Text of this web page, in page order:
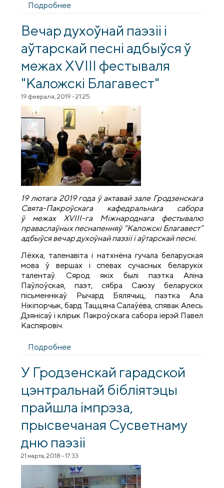
Подробнее
райскія спевы": вечар паэзіі ў межах
“Каложскага дабравесту”
Вечар духоўнай паэзіі і
аўтарскай песні адбыўся ў
межах XVIII фестываля
"Каложскі Благавест"
19 февраля, 2019 - 21:25
19 лютага 2019 года ў актавай зале Гродзенскага
Свята-Пакроўскага кафедральнага сабора
ў межах XVIII-га Міжнароднага фестывалю
праваслаўных песнапенняў “Каложскі Благавест”
адбыўся вечар духоўнай паэзіі і аўтарскай песні.
Лёхка, таленавіта і натхнёна гучала беларуская
мова ў вершах і спевах сучасных беларукіх
талентаў. Сярод якіх былі паэтка Аліна
Паўлоўская, паэт, сябра Саюзу беларускіх
пісьменнікаў Рычард Бялячыц, паэтка Ала
Нікіпорчык, бард Таццяна Салаўёва, спявак Алесь
Дзянісаў і клірык Пакроўскага сабора іерэй Павел
Каспяровіч.
Подробнее
адбыўся ў межах XVIII фестываля
"Каложскі Благавест"
У Гродзенскай гарадской
цэнтральнай бібліятэцы
прайшла імпрэза,
прысвечаная Сусветнаму
дню паэзіі
21 марта, 2018 - 17:33